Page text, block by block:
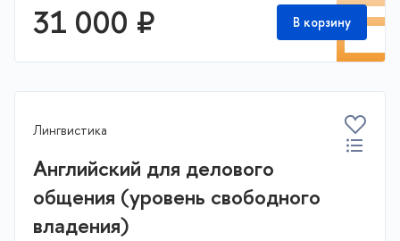
31 000 ₽ В корзину
Лингвистика
Английский для делового
общения (уровень свободного
владения)